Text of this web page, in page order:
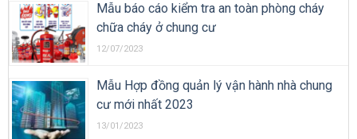
Mẫu báo cáo kiểm tra an toàn phòng cháy
chữa cháy ở chung cư
12/07/2023
Mẫu Hợp đồng quản lý vận hành nhà chung
cư mới nhất 2023
13/01/2023